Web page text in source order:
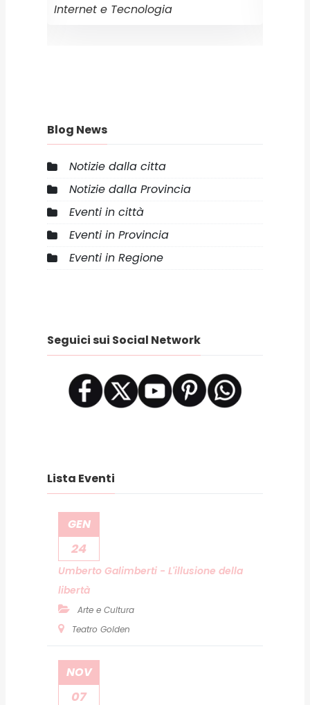
Internet e Tecnologia
Blog News
Notizie dalla citta
Notizie dalla Provincia
Eventi in città
Eventi in Provincia
Eventi in Regione
Seguici sui Social Network
Lista Eventi
GEN
24
Umberto Galimberti - L'illusione della
libertà
Arte e Cultura
Teatro Golden
NOV
07